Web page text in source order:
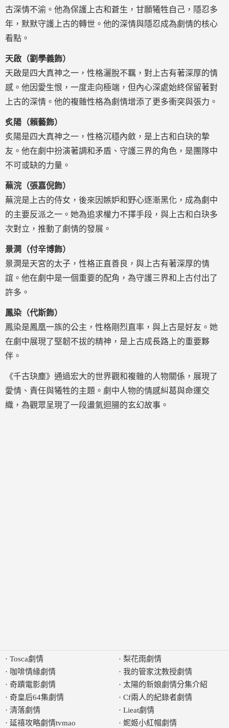
古深情不渝。他為保護上古和蒼生，甘願犧牲自己，隱忍多
年，默默守護上古的轉世。他的深情與隱忍成為劇情的核心
看點。
天啟（劉學義飾）
天啟是四大真神之一，性格灑脫不羈，對上古有著深厚的情
感。他因愛生恨，一度走向極端，但內心深處始終保留著對
上古的深情。他的複雜性格為劇情增添了更多衝突與張力。
炙陽（賴藝飾）
炙陽是四大真神之一，性格沉穩內斂，是上古和白玦的摯
友。他在劇中扮演著調和矛盾、守護三界的角色，是團隊中
不可或缺的力量。
蕪浣（張嘉倪飾）
蕪浣是上古的侍女，後來因嫉妒和野心逐漸黑化，成為劇中
的主要反派之一。她為追求權力不擇手段，與上古和白玦多
次對立，推動了劇情的發展。
景澗（付辛博飾）
景澗是天宮的太子，性格正直善良，與上古有著深厚的情
誼。他在劇中是一個重要的配角，為守護三界和上古付出了
許多。
鳳染（代斯飾）
鳳染是鳳凰一族的公主，性格剛烈直率，與上古是好友。她
在劇中展現了堅韌不拔的精神，是上古成長路上的重要夥
伴。
《千古玦塵》通過宏大的世界觀和複雜的人物關係，展現了
愛情、責任與犧牲的主題。劇中人物的情感糾葛與命運交
織，為觀眾呈現了一段盪氣迴腸的玄幻故事。
· Tosca劇情
· 咖啡情緣劇情
· 奇蹟電影劇情
· 奇皇后64集劇情
· 清落劇情
· 延禧攻略劇情tvmao
· 梨花雨劇情
· 我的管家沈教授劇情
· 太陽的新娘劇情分集介紹
· Cf兩人的紀錄者劇情
· Lieat劇情
· 妮姬小紅帽劇情